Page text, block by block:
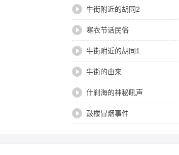
牛街附近的胡同2
寒衣节话民俗
牛街附近的胡同1
牛街的由来
什刹海的神秘吼声
鼓楼冒烟事件